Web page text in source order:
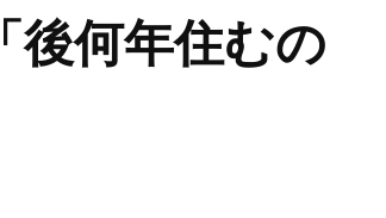
後何年住むの